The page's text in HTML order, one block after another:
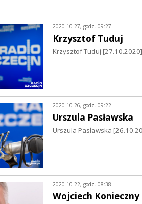
2020-10-27, godz. 09:27
Krzysztof Tuduj
Krzysztof Tuduj
2020-10-26, godz. 09:22
Urszula Pasławska
Urszula Pasławska
2020-10-22, godz. 08:38
Wojciech Konieczny